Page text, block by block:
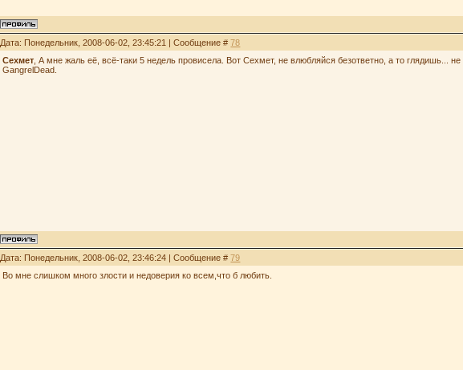
Дата: Понедельник, 2008-06-02, 23:45:21 | Сообщение #78
Сехмет , А мне жаль её, всё-таки 5 недель провисела. Вот Сехмет, не влюбляйся безответно, а то глядишь...
GangrelDead.
Дата: Понедельник, 2008-06-02, 23:46:24 | Сообщение #79
Во мне слишком много злости и недоверия ко всем,что б любить.